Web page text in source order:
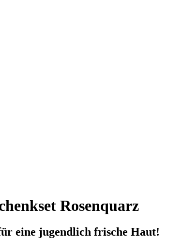
Rosenquarz
eine jugendlich frische Haut!